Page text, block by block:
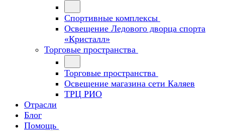
Спортивные комплексы
Освещение Ледового дворца спорта
«Кристалл»
Торговые пространства
Торговые пространства
Освещение магазина сети Каляев
ТРЦ РИО
Отрасли
Блог
Помощь